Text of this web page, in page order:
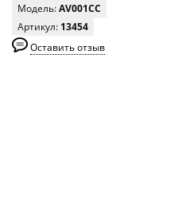
Модель:AV001CC
Артикул: 13454
Оставить отзыв